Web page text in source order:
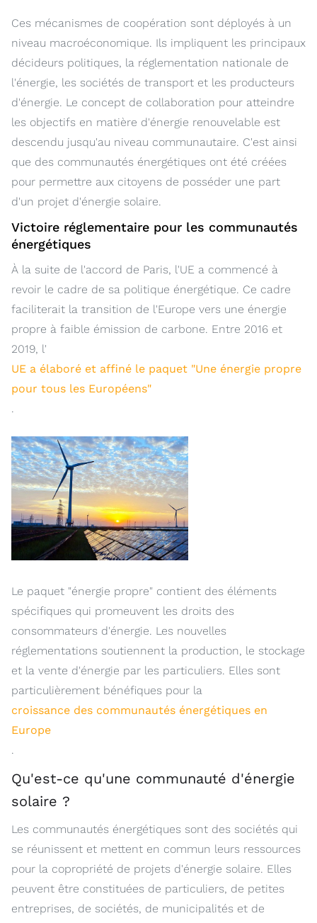
Ces mécanismes de coopération sont déployés à un
niveau macroéconomique. Ils impliquent les principaux
décideurs politiques, la réglementation nationale de
l'énergie, les sociétés de transport et les producteurs
d'énergie. Le concept de collaboration pour atteindre
les objectifs en matière d'énergie renouvelable est
descendu jusqu'au niveau communautaire. C'est ainsi
que des communautés énergétiques ont été créées
pour permettre aux citoyens de posséder une part
d'un projet d'énergie solaire.
Victoire réglementaire pour les communautés
énergétiques
À la suite de l'accord de Paris, l'UE a commencé à
revoir le cadre de sa politique énergétique. Ce cadre
faciliterait la transition de l'Europe vers une énergie
propre à faible émission de carbone. Entre 2016 et
2019, l'
UE a élaboré et affiné le paquet "Une énergie propre
pour tous les Européens"
.
Le paquet "énergie propre" contient des éléments
spécifiques qui promeuvent les droits des
consommateurs d'énergie. Les nouvelles
réglementations soutiennent la production, le stockage
et la vente d'énergie par les particuliers. Elles sont
particulièrement bénéfiques pour la
croissance des communautés énergétiques en
Europe
.
Qu'est-ce qu'une communauté d'énergie
solaire ?
Les communautés énergétiques sont des sociétés qui
se réunissent et mettent en commun leurs ressources
pour la copropriété de projets d'énergie solaire. Elles
peuvent être constituées de particuliers, de petites
entreprises, de sociétés, de municipalités et de